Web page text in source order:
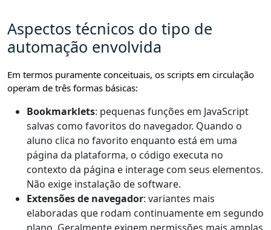
Aspectos técnicos do tipo de
automação envolvida
Em termos puramente conceituais, os scripts em circulação
operam de três formas básicas:
Bookmarklets: pequenas funções em JavaScript
salvas como favoritos do navegador. Quando o
aluno clica no favorito enquanto está em uma
página da plataforma, o código executa no
contexto da página e interage com seus elementos.
Não exige instalação de software.
Extensões de navegador: variantes mais
elaboradas que rodam continuamente em segundo